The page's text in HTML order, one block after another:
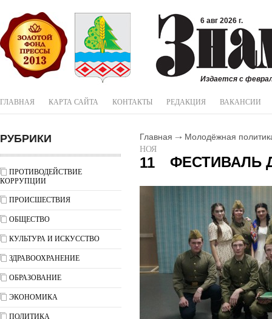
6 авг 2026 г.
Издается с
ГЛАВНАЯ КАРТА САЙТА КОНТАКТЫ РЕДАКЦИЯ ВАКАНСИИ
РУБРИКИ
ПРОТИВОДЕЙСТВИЕ
КОРРУПЦИИ
ПРОИСШЕСТВИЯ
ОБЩЕСТВО
КУЛЬТУРА И ИСКУССТВО
ЗДРАВООХРАНЕНИЕ
ОБРАЗОВАНИЕ
ЭКОНОМИКА
ПОЛИТИКА
Главная
Молодёжная
НОЯ
11 ФЕСТИВАЛЬ